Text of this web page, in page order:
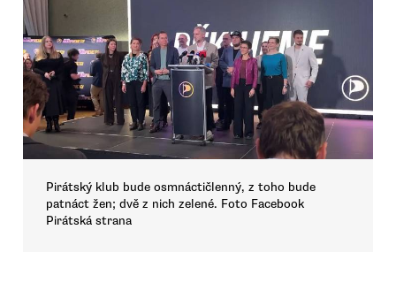
Pirátský klub bude osmnáctičlenný, z toho bude
patnáct žen; dvě z nich zelené. Foto Facebook
Pirátská strana